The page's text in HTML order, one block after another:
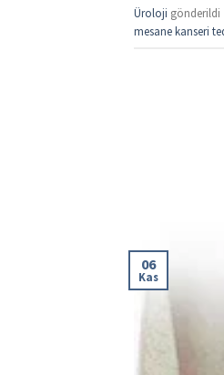
Üroloji gönderildi
mesane kanseri
06
Kas